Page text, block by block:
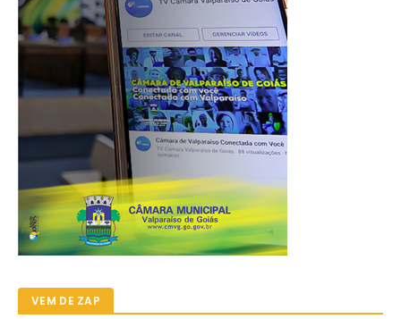
VEM DE ZAP